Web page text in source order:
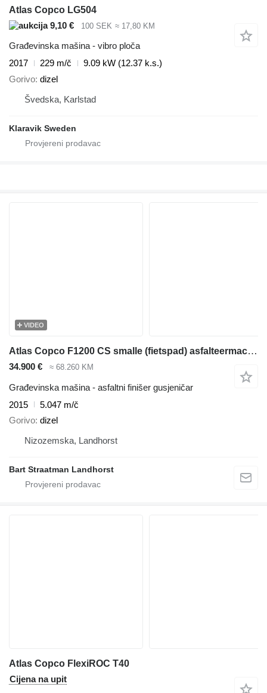
Atlas Copco LG504
9,10 €
100 SEK ≈ 17,80 KM
Građevinska mašina - vibro ploča
2017
229 m/č
9.09 kW (12.37 k.s.)
Gorivo dizel
Švedska, Karlstad
Klaravik Sweden
VIDEO
Atlas Copco F1200 CS smalle (fietspad) asfalteermachine >120cm - 240cm
34.900 € ≈ 68.260 KM
Građevinska mašina - asfaltni finišer gusjeničar
2015
5.047 m/č
Gorivo dizel
Nizozemska, Landhorst
Bart Straatman Landhorst
Atlas Copco FlexiROC T40
Cijena na upit